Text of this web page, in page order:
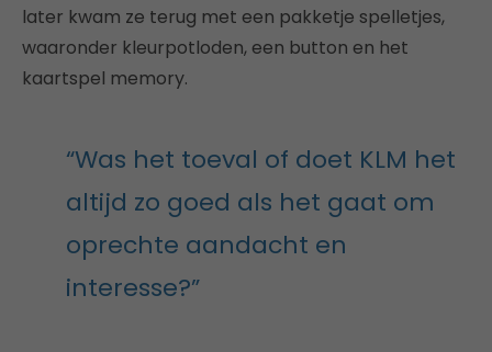
later kwam ze terug met een pakketje spelletjes,
waaronder kleurpotloden, een button en het
kaartspel memory.
“Was het toeval of doet KLM het
altijd zo goed als het gaat om
oprechte aandacht en
interesse?”